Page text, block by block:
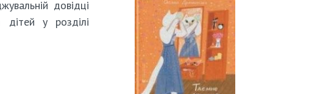
довідці
дітей у розділі